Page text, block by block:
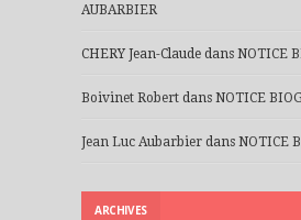
AUBARBIER
CHERY Jean-Claude dans NOTICE
Boivinet Robert dans NOTICE
Jean Luc Aubarbier dans NOTICE
ARCHIVES